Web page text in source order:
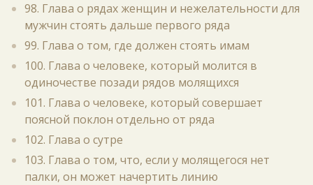
98. Глава о рядах женщин и нежелательности для
мужчин стоять дальше первого ряда
99. Глава о том, где должен стоять имам
100. Глава о человеке, который молится в
одиночестве позади рядов молящихся
101. Глава о человеке, который совершает
поясной поклон отдельно от ряда
102. Глава о сутре
103. Глава о том, что, если у молящегося нет
палки, он может начертить линию